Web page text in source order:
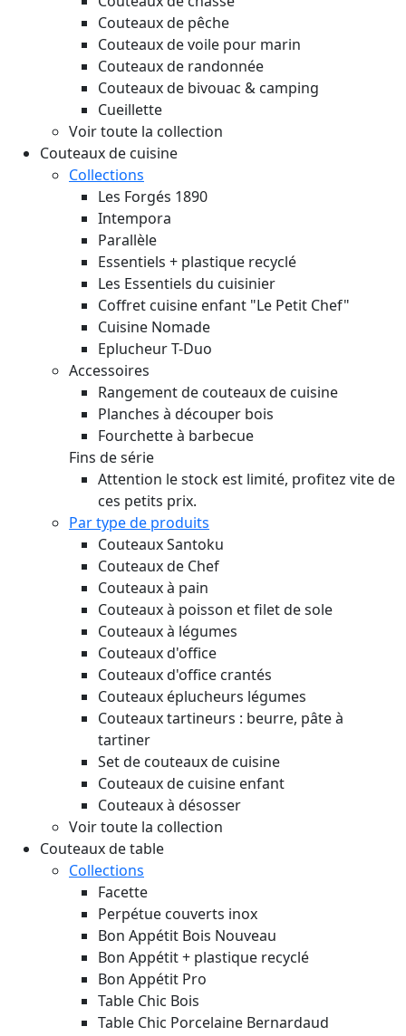
Couteaux de pêche
Couteaux de voile pour marin
Couteaux de randonnée
Couteaux de bivouac & camping
Cueillette
Voir toute la collection
Couteaux de cuisine
Collections
Les Forgés 1890
Intempora
Parallèle
Essentiels + plastique recyclé
Les Essentiels du cuisinier
Coffret cuisine enfant "Le Petit Chef"
Cuisine Nomade
Eplucheur T-Duo
Accessoires
Rangement de couteaux de cuisine
Planches à découper bois
Fourchette à barbecue
Fins de série
Attention le stock est limité, profitez vite de
ces petits prix.
Par type de produits
Couteaux Santoku
Couteaux de Chef
Couteaux à pain
Couteaux à poisson et filet de sole
Couteaux à légumes
Couteaux d'office
Couteaux d'office crantés
Couteaux éplucheurs légumes
Couteaux tartineurs : beurre, pâte à
tartiner
Set de couteaux de cuisine
Couteaux de cuisine enfant
Couteaux à désosser
Voir toute la collection
Couteaux de table
Collections
Facette
Perpétue couverts inox
Bon Appétit Bois Nouveau
Bon Appétit + plastique recyclé
Bon Appétit Pro
Table Chic Bois
Table Chic Porcelaine Bernardaud